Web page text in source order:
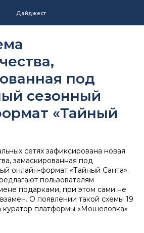
Дайджест
под
сезонный
«Тайный
сетях зафиксирована новая
замаскированная под
онлайн-формат «Тайный Санта».
пользователям
подарками, при этом сами не
О появлении такой схемы 19
куратор платформы «Мошеловка»